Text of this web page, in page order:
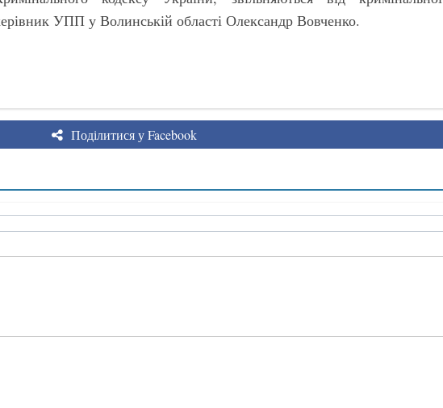
УПП у Волинській області Олександр Вовченко.
Поділитися у Facebook